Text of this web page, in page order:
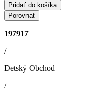
Pridať do košíka
Porovnať
197917
/
Detský Obchod
/